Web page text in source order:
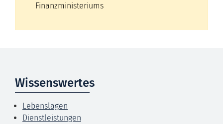
Finanzministeriums
Wissenswertes
Lebenslagen
Dienstleistungen